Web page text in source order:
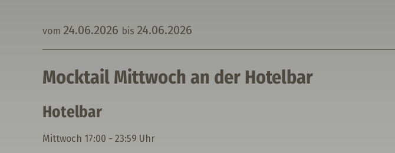
vom 24.06.2026 bis 24.06.2026
Mocktail Mittwoch an der Hotelbar
Hotelbar
Mittwoch 17:00 - 23:59 Uhr